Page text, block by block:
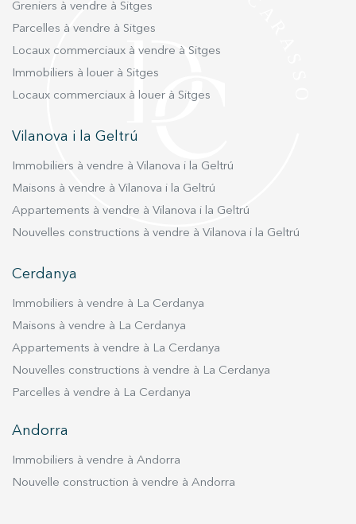
Greniers à vendre à Sitges
Parcelles à vendre à Sitges
Locaux commerciaux à vendre à Sitges
Immobiliers à louer à Sitges
Locaux commerciaux à louer à Sitges
Vilanova i la Geltrú
Immobiliers à vendre à Vilanova i la Geltrú
Maisons à vendre à Vilanova i la Geltrú
Appartements à vendre à Vilanova i la Geltrú
Nouvelles constructions à vendre à Vilanova i la Geltrú
Cerdanya
Immobiliers à vendre à La Cerdanya
Maisons à vendre à La Cerdanya
Appartements à vendre à La Cerdanya
Nouvelles constructions à vendre à La Cerdanya
Parcelles à vendre à La Cerdanya
Andorra
Immobiliers à vendre à Andorra
Nouvelle construction à vendre à Andorra